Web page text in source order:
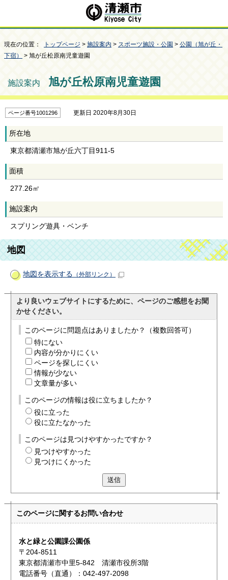
現在の位置： トップページ > 施設案内 > スポーツ施設・公園 > 公園（旭が丘・
下宿）
> 旭が丘松原南児童遊園
施設案内 旭が丘松原南児童遊園
ページ番号1001296 更新日 2020年8月30日
所在地
東京都清瀬市旭が丘六丁目911-5
面積
277.26㎡
施設案内
スプリング遊具・ベンチ
地図
地図を表示する （外部リンク）
より良いウェブサイトにするために、ページのご感想をお聞
かせください。
このページに問題点はありましたか？（複数回答可）
特にない
内容が分かりにくい
ページを探しにくい
情報が少ない
文章量が多い
このページの情報は役に立ちましたか？
役に立った
役に立たなかった
このページは見つけやすかったですか？
見つけやすかった
見つけにくかった
送信
このページに関するお問い合わせ
水と緑と公園課公園係
〒204-8511
東京都清瀬市中里5-842 清瀬市役所3階
電話番号（直通）：042-497-2098